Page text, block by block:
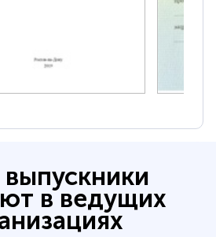
в ведущих